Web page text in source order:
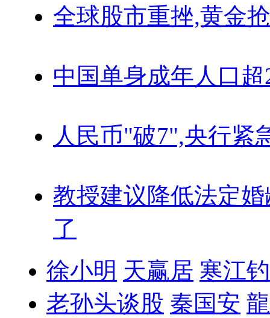
全球股市重挫,黄金
中国单身成年人口超
人民币"破7",央行紧
教授建议降低法定婚
了
徐小明 天赢居 寒江
老孙头谈股 秦国安